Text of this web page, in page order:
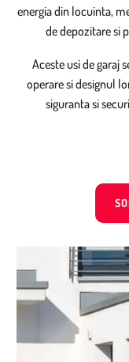
energia din locuinta,
de depozitare si
Aceste usi de garaj
operare si designul
siguranta si